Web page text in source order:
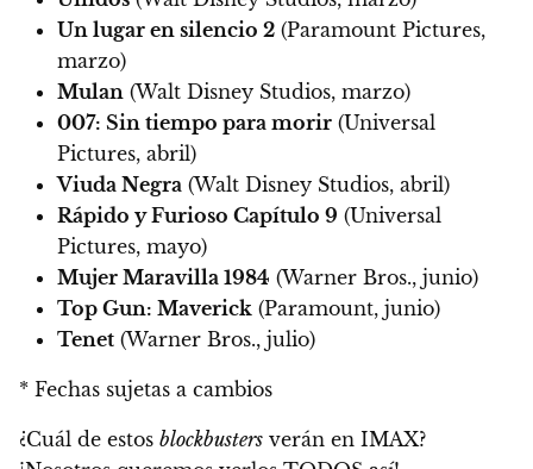
Un lugar en silencio 2 (Paramount Pictures,
marzo)
Mulan (Walt Disney Studios, marzo)
007: Sin tiempo para morir (Universal
Pictures, abril)
Viuda Negra (Walt Disney Studios, abril)
Rápido y Furioso Capítulo 9 (Universal
Pictures, mayo)
Mujer Maravilla 1984 (Warner Bros., junio)
Top Gun: Maverick (Paramount, junio)
Tenet (Warner Bros., julio)
* Fechas sujetas a cambios
¿Cuál de estos blockbusters verán en IMAX?